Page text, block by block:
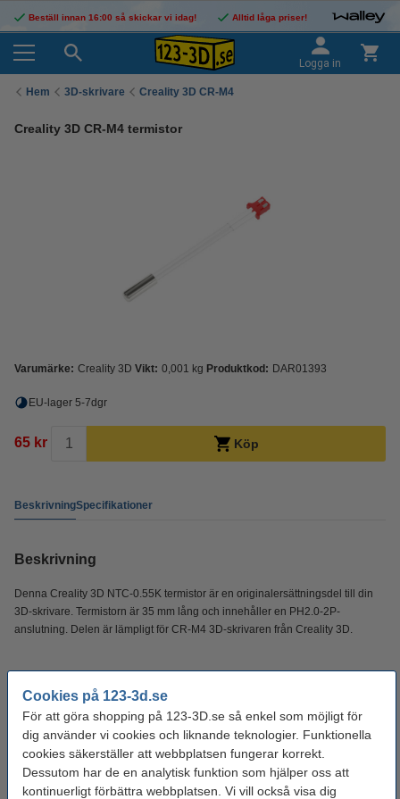
Cookies på 123-3d.se
För att göra shopping på 123-3D.se så enkel som möjligt för
dig använder vi cookies och liknande teknologier. Funktionella
cookies säkerställer att webbplatsen fungerar korrekt.
Dessutom har de en analytisk funktion som hjälper oss att
kontinuerligt förbättra webbplatsen. Vi vill också visa dig
Beställ innan 16:00 så skickar vi idag! Alltid låga priser!
Logga in
Hem 3D-skrivare Creality 3D CR-M4
Creality 3D CR-M4 termistor
Varumärke: Creality 3D Vikt: 0,001 kg Produktkod: DAR01393
EU-lager 5-7dgr
65 kr Köp
BeskrivningSpecifikationer
Beskrivning
Denna Creality 3D NTC-0.55K termistor är en originalersättningsdel till din
3D-skrivare. Termistorn är 35 mm lång och innehåller en PH2.0-2P-
anslutning. Delen är lämpligt för CR-M4 3D-skrivaren från Creality 3D.
Varumärke: Creality 3D
Vikt: 0,001 kg
DAR01393